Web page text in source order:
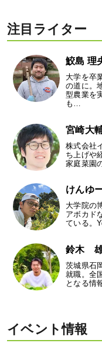
注目ライター
鮫島 理
大学を卒
の道に。
型農業を
も…
宮崎大
株式会社
ち上げや
家庭菜園
けんゆ
大学院の
アボカド
ている。
鈴木
茨城県石
就職。全
となる情
イベント情報